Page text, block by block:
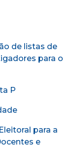
de listas de
para o
P
para a
e